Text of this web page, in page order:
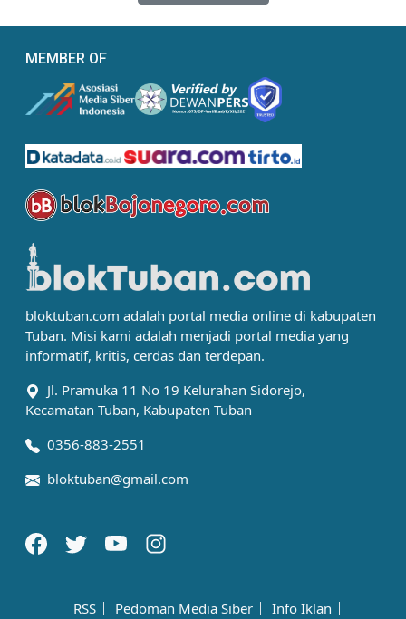
MEMBER OF
bloktuban.com adalah portal media online di kabupaten
Tuban. Misi kami adalah menjadi portal media yang
informatif, kritis, cerdas dan terdepan.
Jl. Pramuka 11 No 19 Kelurahan Sidorejo,
Kecamatan Tuban, Kabupaten Tuban
0356-883-2551
bloktuban@gmail.com
RSS Pedoman Media Siber
Info Iklan